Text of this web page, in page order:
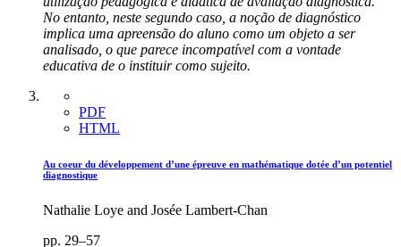
No entanto, neste segundo caso, a noção de diagnóstico
implica uma apreensão do aluno como um objeto a ser
analisado, o que parece incompatível com a vontade
educativa de o instituir como sujeito.
PDF
HTML
Au coeur du développement d’une épreuve en mathématique dotée d’un potentiel
diagnostique
Nathalie Loye and Josée Lambert-Chan
pp. 29–57